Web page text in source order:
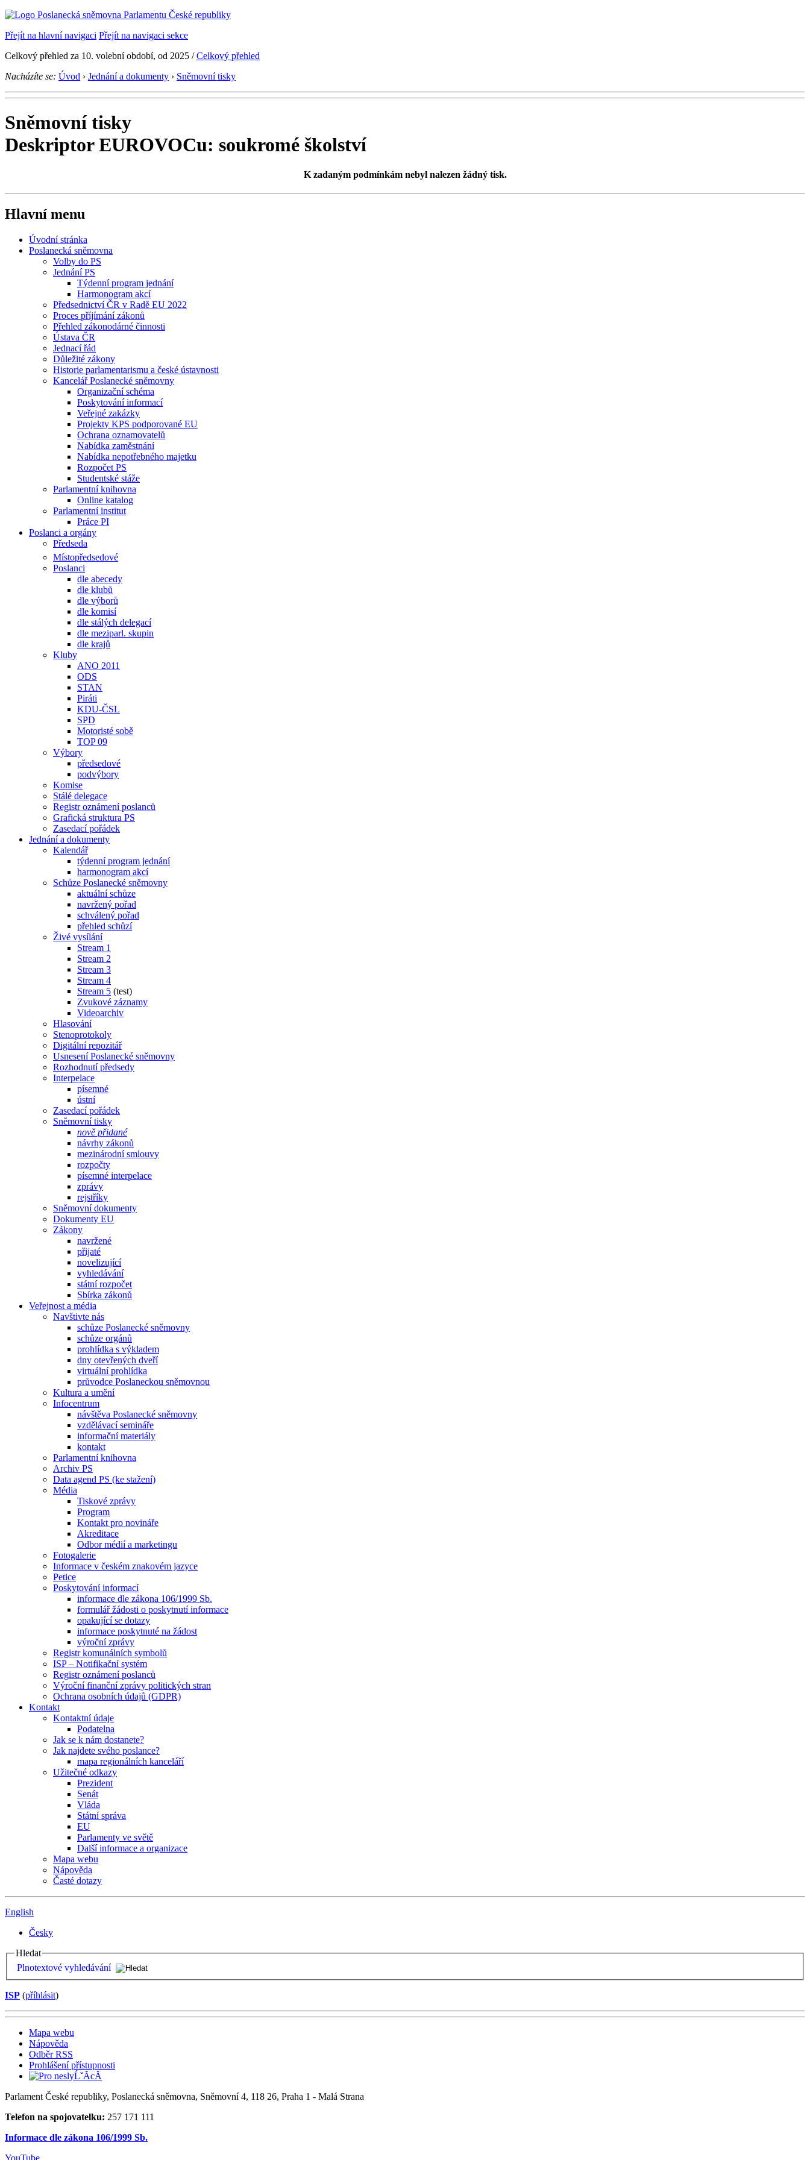
Přejít na hlavní navigaci Přejít na navigaci sekce
Celkový přehled za 10. volební období, od 2025 /Celkový přehled
Nacházíte se: Úvod › Jednání a dokumenty › Sněmovní tisky
Sněmovní tisky
Deskriptor EUROVOCu: soukromé školství
K zadaným podmínkám nebyl nalezen žádný tisk.
Hlavní menu
Úvodní stránka
Poslanecká sněmovna
Volby do PS
Jednání PS
Týdenní program jednání
Harmonogram akcí
Předsednictví ČR v Radě EU 2022
Proces příjímání zákonů
Přehled zákonodárné činnosti
Ústava ČR
Jednací řád
Důležité zákony
Historie parlamentarismu a české ústavnosti
Kancelář Poslanecké sněmovny
Organizační schéma
Poskytování informací
Veřejné zakázky
Projekty KPS podporované EU
Ochrana oznamovatelů
Nabídka zaměstnání
Nabídka nepotřebného majetku
Rozpočet PS
Studentské stáže
Parlamentní knihovna
Online katalog
Parlamentní institut
Práce PI
Poslanci a orgány
Předseda
Místopředsedové
Poslanci
dle abecedy
dle klubů
dle výborů
dle komisí
dle stálých delegací
dle meziparl. skupin
dle krajů
Kluby
ANO 2011
ODS
STAN
Piráti
KDU-ČSL
SPD
Motoristé sobě
TOP 09
Výbory
předsedové
podvýbory
Komise
Stálé delegace
Registr oznámení poslanců
Grafická struktura PS
Zasedací pořádek
Jednání a dokumenty
Kalendář
týdenní program jednání
harmonogram akcí
Schůze Poslanecké sněmovny
aktuální schůze
navržený pořad
schválený pořad
přehled schůzí
Živé vysílání
Stream 1
Stream 2
Stream 3
Stream 4
Stream 5 (test)
Zvukové záznamy
Videoarchiv
Hlasování
Stenoprotokoly
Digitální repozitář
Usnesení Poslanecké sněmovny
Rozhodnutí předsedy
Interpelace
písemné
ústní
Zasedací pořádek
Sněmovní tisky
nově přidané
návrhy zákonů
mezinárodní smlouvy
rozpočty
písemné interpelace
zprávy
rejstříky
Sněmovní dokumenty
Dokumenty EU
Zákony
navržené
přijaté
novelizující
vyhledávání
státní rozpočet
Sbírka zákonů
Veřejnost a média
Navštivte nás
schůze Poslanecké sněmovny
schůze orgánů
prohlídka s výkladem
dny otevřených dveří
virtuální prohlídka
průvodce Poslaneckou sněmovnou
Kultura a umění
Infocentrum
návštěva Poslanecké sněmovny
vzdělávací semináře
informační materiály
kontakt
Parlamentní knihovna
Archiv PS
Data agend PS (ke stažení)
Média
Tiskové zprávy
Program
Kontakt pro novináře
Akreditace
Odbor médií a marketingu
Fotogalerie
Informace v českém znakovém jazyce
Petice
Poskytování informací
informace dle zákona 106/1999 Sb.
formulář žádosti o poskytnutí informace
opakující se dotazy
informace poskytnuté na žádost
výroční zprávy
Registr komunálních symbolů
ISP – Notifikační systém
Registr oznámení poslanců
Výroční finanční zprávy politických stran
Ochrana osobních údajů (GDPR)
Kontakt
Kontaktní údaje
Podatelna
Jak se k nám dostanete?
Jak najdete svého poslance?
mapa regionálních kanceláří
Užitečné odkazy
Prezident
Senát
Vláda
Státní správa
EU
Parlamenty ve světě
Další informace a organizace
Mapa webu
Nápověda
Časté dotazy
English
Česky
Hledat
Plnotextové vyhledávání
ISP (příhlásit)
Mapa webu
Nápověda
Odběr RSS
Prohlášení přístupnosti
Parlament České republiky, Poslanecká sněmovna, Sněmovní 4, 118 26, Praha 1 - Malá Strana
Telefon na spojovatelku: 257 171 111
Informace dle zákona 106/1999 Sb.
YouTube